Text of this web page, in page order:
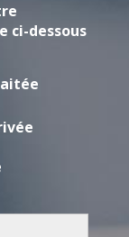
ci-dessous